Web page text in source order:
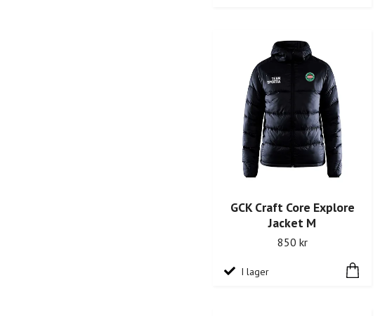
GCK Craft Core Explore
Jacket M
850 kr
I lager